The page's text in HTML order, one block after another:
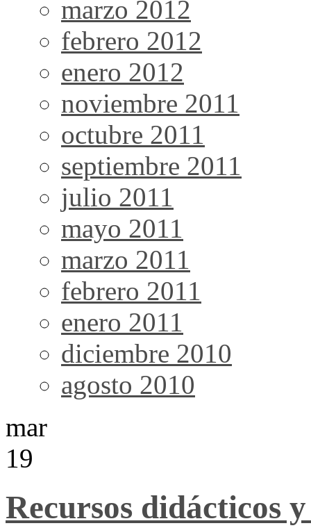
marzo 2012
febrero 2012
enero 2012
noviembre 2011
octubre 2011
septiembre 2011
julio 2011
mayo 2011
marzo 2011
febrero 2011
enero 2011
diciembre 2010
agosto 2010
mar
19
Recursos didácticos